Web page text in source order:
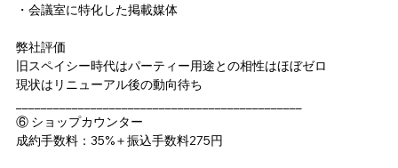
・会議室に特化した掲載媒体
弊社評価
旧スペイシー時代はパーティー用途との相性はほぼゼロ
現状はリニューアル後の動向待ち
⑥ ショップカウンター
成約手数料：35%＋振込手数料275円